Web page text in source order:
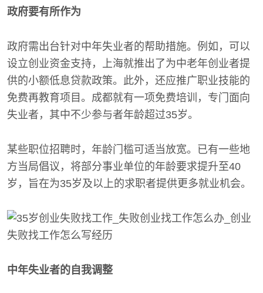
政府要有所作为
政府需出台针对中年失业者的帮助措施。例如，可以
设立创业资金支持，上海就推出了为中老年创业者提
供的小额低息贷款政策。此外，还应推广职业技能的
免费再教育项目。成都就有一项免费培训，专门面向
失业者，其中不少参与者年龄超过35岁。
某些职位招聘时，年龄门槛可适当放宽。已有一些地
方当局倡议，将部分事业单位的年龄要求提升至40
岁，旨在为35岁及以上的求职者提供更多就业机会。
中年失业者的自我调整